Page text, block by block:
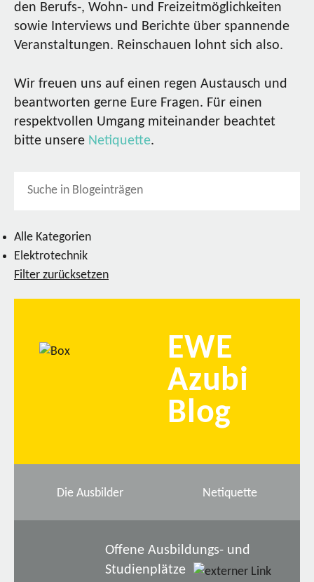
den Berufs-, Wohn- und Freizeitmöglichkeiten
sowie Interviews und Berichte über spannende
Veranstaltungen. Reinschauen lohnt sich also.
Wir freuen uns auf einen regen Austausch und
beantworten gerne Eure Fragen. Für einen
respektvollen Umgang miteinander beachtet
bitte unsere Netiquette.
Alle Kategorien
Elektrotechnik
Filter zurücksetzen
EWE
Azubi
Blog
Die Ausbilder Netiquette
Offene Ausbildungs- und
Studienplätze